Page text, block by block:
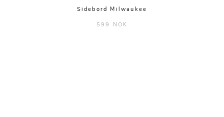
Sidebord Milwaukee
599 NOK